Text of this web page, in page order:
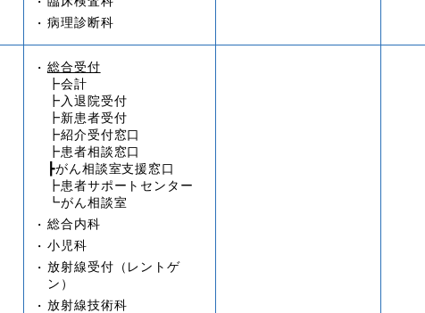
病理診断科
総合受付
┣会計
┣入退院受付
┣新患者受付
┣紹介受付窓口
┣患者相談窓口
┣がん相談室支援窓口
┣患者サポートセンター
┗がん相談室
総合内科
小児科
放射線受付（レントゲ
ン）
放射線技術科